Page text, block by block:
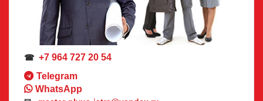
☎ +7 964 727 20 54
Telegram
WhatsApp